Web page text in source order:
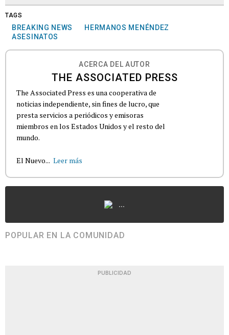
TAGS
BREAKING NEWS
HERMANOS MENÉNDEZ
ASESINATOS
ACERCA DEL AUTOR
THE ASSOCIATED PRESS
The Associated Press es una cooperativa de
noticias independiente, sin fines de lucro, que
presta servicios a periódicos y emisoras
miembros en los Estados Unidos y el resto del
mundo.
El Nuevo... Leer más
...
POPULAR EN LA COMUNIDAD
PUBLICIDAD